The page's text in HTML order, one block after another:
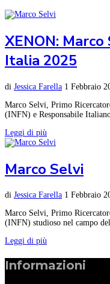
XENON:
Italia 2025
di Jessica Farella 1 Febbraio
Marco Selvi, Primo
(INFN) e Responsabile
Leggi di più
Marco Selvi
di Jessica Farella 1 Febbraio
Marco Selvi, Primo
(INFN) studioso nel campo
Leggi di più
Informazioni